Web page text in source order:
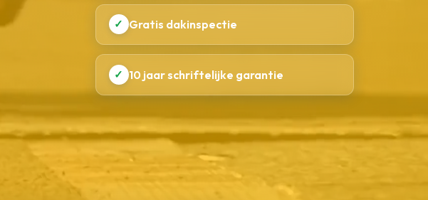
✓ Gratis dakinspectie
✓ 10 jaar schriftelijke garantie